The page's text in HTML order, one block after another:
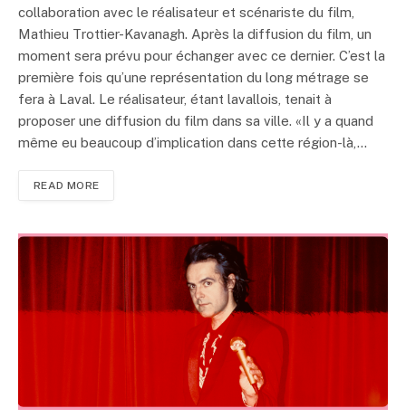
collaboration avec le réalisateur et scénariste du film,
Mathieu Trottier-Kavanagh. Après la diffusion du film, un
moment sera prévu pour échanger avec ce dernier. C’est la
première fois qu’une représentation du long métrage se
fera à Laval. Le réalisateur, étant lavallois, tenait à
proposer une diffusion du film dans sa ville. «Il y a quand
même eu beaucoup d’implication dans cette région-là,…
READ MORE